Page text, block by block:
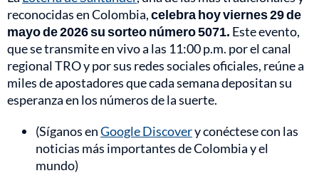
reconocidas en Colombia,celebra hoy viernes 29 de
mayo de 2026 su sorteo número 5071. Este evento,
que se transmite en vivo a las 11:00 p.m. por el canal
regional TRO y por sus redes sociales oficiales, reúne a
miles de apostadores que cada semana depositan su
esperanza en los números de la suerte.
(Síganos enGoogle Discovery conéctese con las
noticias más importantes de Colombia y el
mundo)